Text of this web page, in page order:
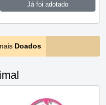
Já foi adotado
Doados